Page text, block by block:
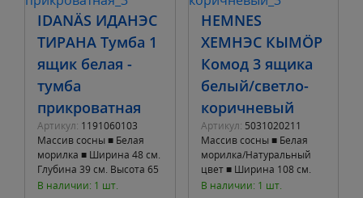
IDANÄS ИДАНЭС
ТИРАНА Тумба 1
ящик белая -
тумба
прикроватная
Артикул: 1191060103
Массив сосны ■ Белая
морилка ■ Ширина 48 см.
Глубина 39 см. Высота 65
см. ■ 1 выдвижных ящика
В наличии: 1 шт.
HEMNES
ХЕМНЭС КЫМÖР
Комод 3 ящика
белый/светло-
коричневый
Артикул: 5031020211
Массив сосны ■ Белая
морилка/Натуральный
цвет ■ Ширина 108 см.
Глубина 50 см. Высота 95
В наличии: 1 шт.